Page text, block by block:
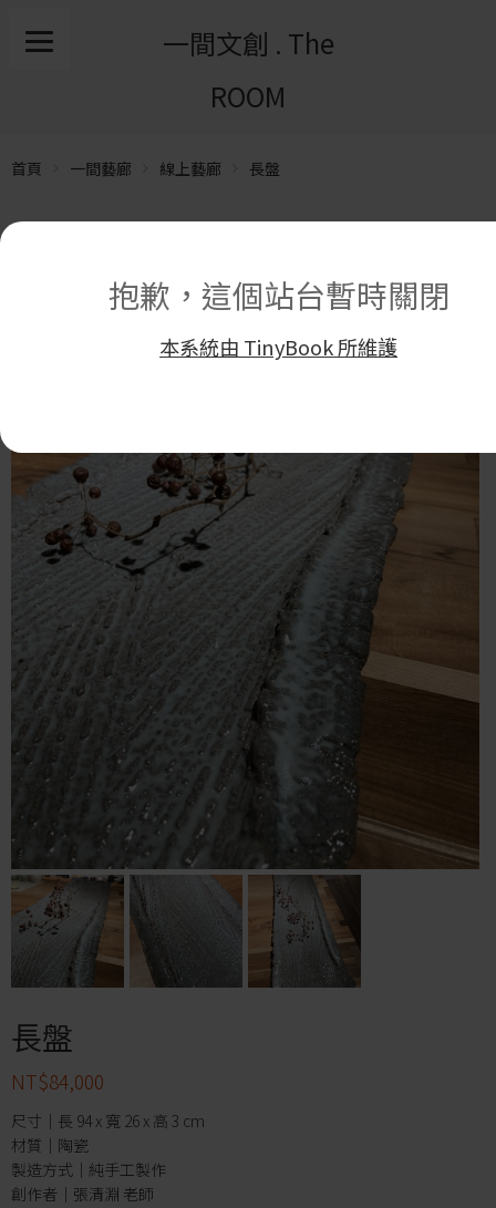
抱歉，這個站台暫時關閉
本系統由 TinyBook 所維護
一間文創 . The
ROOM
首頁 一間藝廊 線上藝廊 長盤
長盤
NT$84,000
尺寸｜長 94 x 寬 26 x 高 3 cm
材質｜陶瓷
製造方式｜純手工製作
創作者｜張清淵 老師